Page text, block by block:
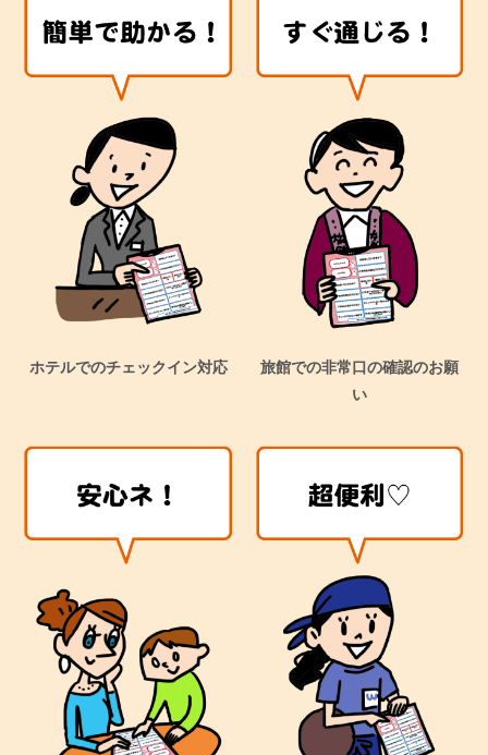
ホテルでのチェックイン対応
旅館での非常口の確認のお願
い